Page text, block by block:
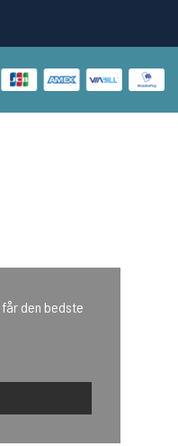
den bedste